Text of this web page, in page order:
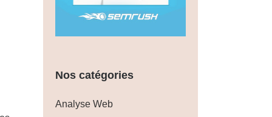
Nos catégories
Analyse Web